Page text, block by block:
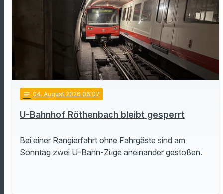
notes 04. August 2026 06:07
U-Bahnhof Röthenbach bleibt gesperrt
Bei einer Rangierfahrt ohne Fahrgäste sind am
Sonntag zwei U-Bahn-Züge aneinander gestoßen.